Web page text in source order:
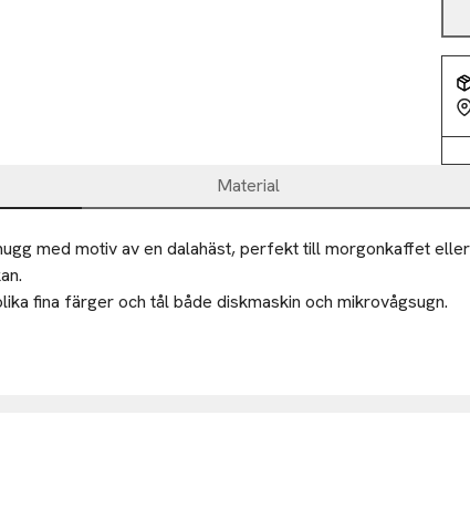
Material
med motiv av en dalahäst, perfekt till morgonkaffet eller
fina färger och tål både diskmaskin och mikrovågsugn.